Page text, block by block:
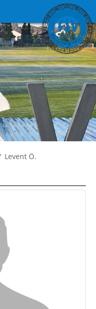
Levent Ö.